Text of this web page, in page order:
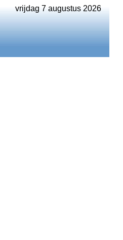
vrijdag 7 augustus 2026